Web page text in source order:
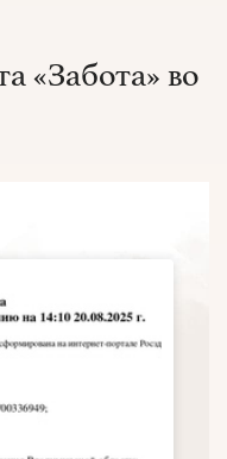
«Забота» во